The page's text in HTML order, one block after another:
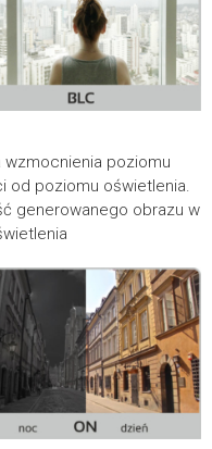
poziomu
od poziomu oświetlenia.
generowanego obrazu w